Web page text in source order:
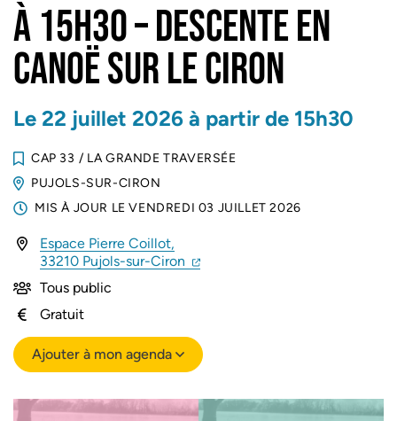
À 15H30 – DESCENTE EN
CANOË SUR LE CIRON
Le 22 juillet 2026 à partir de 15h30
CAP 33 / LA GRANDE TRAVERSÉE
PUJOLS-SUR-CIRON
MIS À JOUR LEVENDREDI 03 JUILLET 2026
Espace Pierre Coillot,
33210 Pujols-sur-Ciron (ouverture dans un nouvel
(ouverture dans un nouvel
Tous public
Gratuit
Ajouter à mon agenda